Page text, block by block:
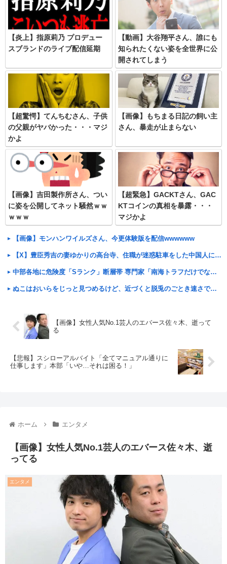
【炎上】指原莉乃 プロデュー
スブランドのライブ配信延期
【動画】大谷翔平さん、誰にも
知られたくない姿を全世界に公
開されてしまう
【超驚愕】てんちむさん、子供
の父親がヤバかった・・・マジ
かよ
【画像】もちまる日記の飼い主
さん、暴走が止まらない
【画像】吉田製作所さん、つい
に姿を公開してネット騒然ｗｗ
ｗｗｗ
【超緊急】GACKTさん、GAC
KTコインの真相を暴露・・・
マジかよ
【画像】モンハンワイルズさん、今更体験版を配信wwwwww
【X】豊臣秀吉の妻ゆかりの高台寺、住職が迷惑駐車をした中国人に注意したら「もうすぐ日本は中国の一部になるのに偉そうにしてたら消されるよ」と脅される⇒ 中国のSNSで拡散され炎上⇒ 寺がなぜか火災で全焼
中部各地に危険度「Sランク」断層帯 専門家「南海トラフだけでなく直下型地震にも注意を」
ぬこはおいらをじっと見つめるけど、近づくと脱兎のごとき速さで逃げる そして振り返り、また逃げる【再】
【画像】女性人気No.1芸人のエバース佐々木、逝って
る
【悲報】スシローアルバイト「全てマニュアル通りに
仕事します」本部「いや…それは困る！」
ホーム エンタメ
【画像】女性人気No.1芸人のエバース佐々木、逝
ってる
エンタメ